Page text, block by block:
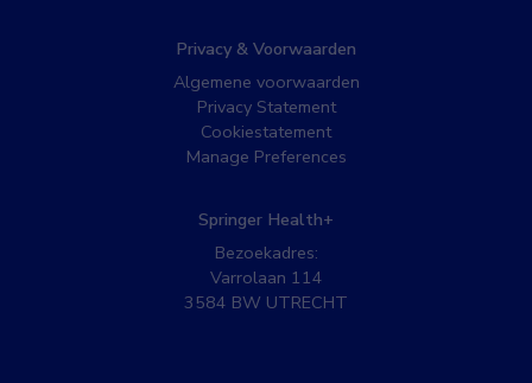
Privacy & Voorwaarden
Algemene voorwaarden
Privacy Statement
Cookiestatement
Manage Preferences
Springer Health+
Bezoekadres:
Varrolaan 114
3584 BW UTRECHT